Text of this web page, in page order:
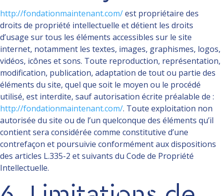
http://fondationmaintenant.com/est propriétaire des
droits de propriété intellectuelle et détient les droits
d’usage sur tous les éléments accessibles sur le site
internet, notamment les textes, images, graphismes, logos,
vidéos, icônes et sons. Toute reproduction, représentation,
modification, publication, adaptation de tout ou partie des
éléments du site, quel que soit le moyen ou le procédé
utilisé, est interdite, sauf autorisation écrite préalable de :
http://fondationmaintenant.com/. Toute exploitation non
autorisée du site ou de l’un quelconque des éléments qu’il
contient sera considérée comme constitutive d’une
contrefaçon et poursuivie conformément aux dispositions
des articles L.335-2 et suivants du Code de Propriété
Intellectuelle.